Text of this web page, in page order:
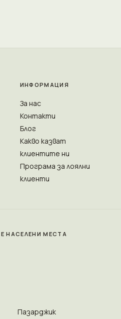
ИНФОРМАЦИЯ
За нас
Контакти
Блог
Какво казват
клиентите ни
Програма за лоялни
клиенти
НАСЕЛЕНИ МЕСТА
Пазарджик